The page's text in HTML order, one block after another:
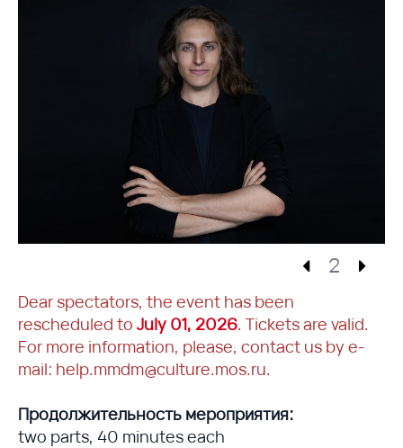
2
Dear spectators, the event has been
rescheduled to July 01, 2026. Tickets are valid.
For more information, please, contact us by e-
mail: help.mmdm@culture.mos.ru.
Продолжительность мероприятия:
two parts, 40 minutes each